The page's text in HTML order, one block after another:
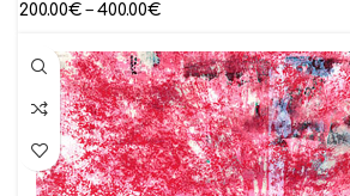
200.00€ – 400.00€